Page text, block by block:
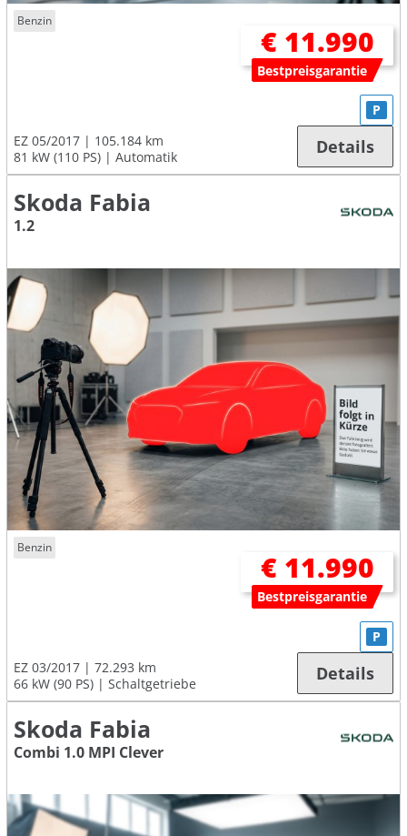
Benzin
€ 11.990
Bestpreisgarantie
EZ 05/2017
105.184 km
81 kW (110 PS)
Automatik
P
Details
Skoda Fabia
1.2
Benzin
€ 11.990
Bestpreisgarantie
EZ 03/2017
72.293 km
66 kW (90 PS)
Schaltgetriebe
P
Details
Skoda Fabia
Combi 1.0 MPI Clever